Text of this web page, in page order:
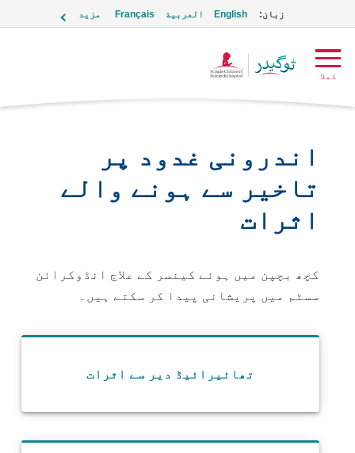
زبان: English العربية Français مزید
کھلا
اندرونی غدود پر
تاخیر سے ہونے والے
اثرات
کچھ بچپن میں ہوئے کینسر کے علاج انڈوکرائن
سسٹم میں پریشانی پیدا کر سکتے ہیں۔
تھائیرائیڈ دیر سے اثرات